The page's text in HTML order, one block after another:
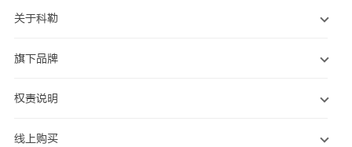
关于科勒
旗下品牌
权责说明
线上购买